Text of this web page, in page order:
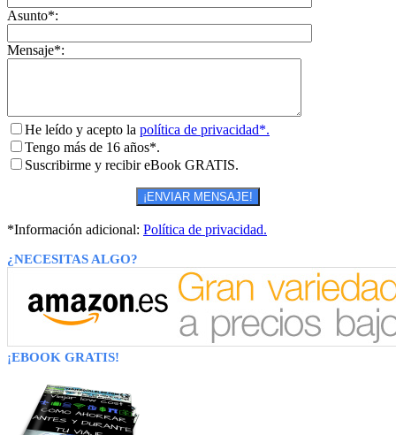
Asunto*:
Mensaje*:
He leído y acepto la política de privacidad*.
Tengo más de 16 años*.
Suscribirme y recibir eBook GRATIS.
*Información adicional: Política de privacidad.
¿NECESITAS ALGO?
¡EBOOK GRATIS!